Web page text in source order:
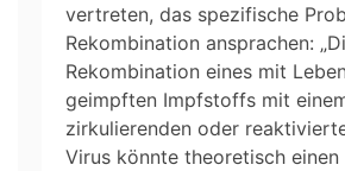
vertreten, das spezifische
Rekombination ansprachen:
Rekombination eines mit
geimpften Impfstoffs mit
zirkulierenden oder
Virus könnte theoretisch einen